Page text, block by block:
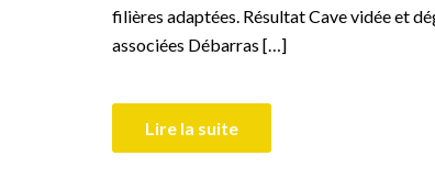
filières adaptées. Résultat Cave vidée et
associées Débarras […]
Lire la suite